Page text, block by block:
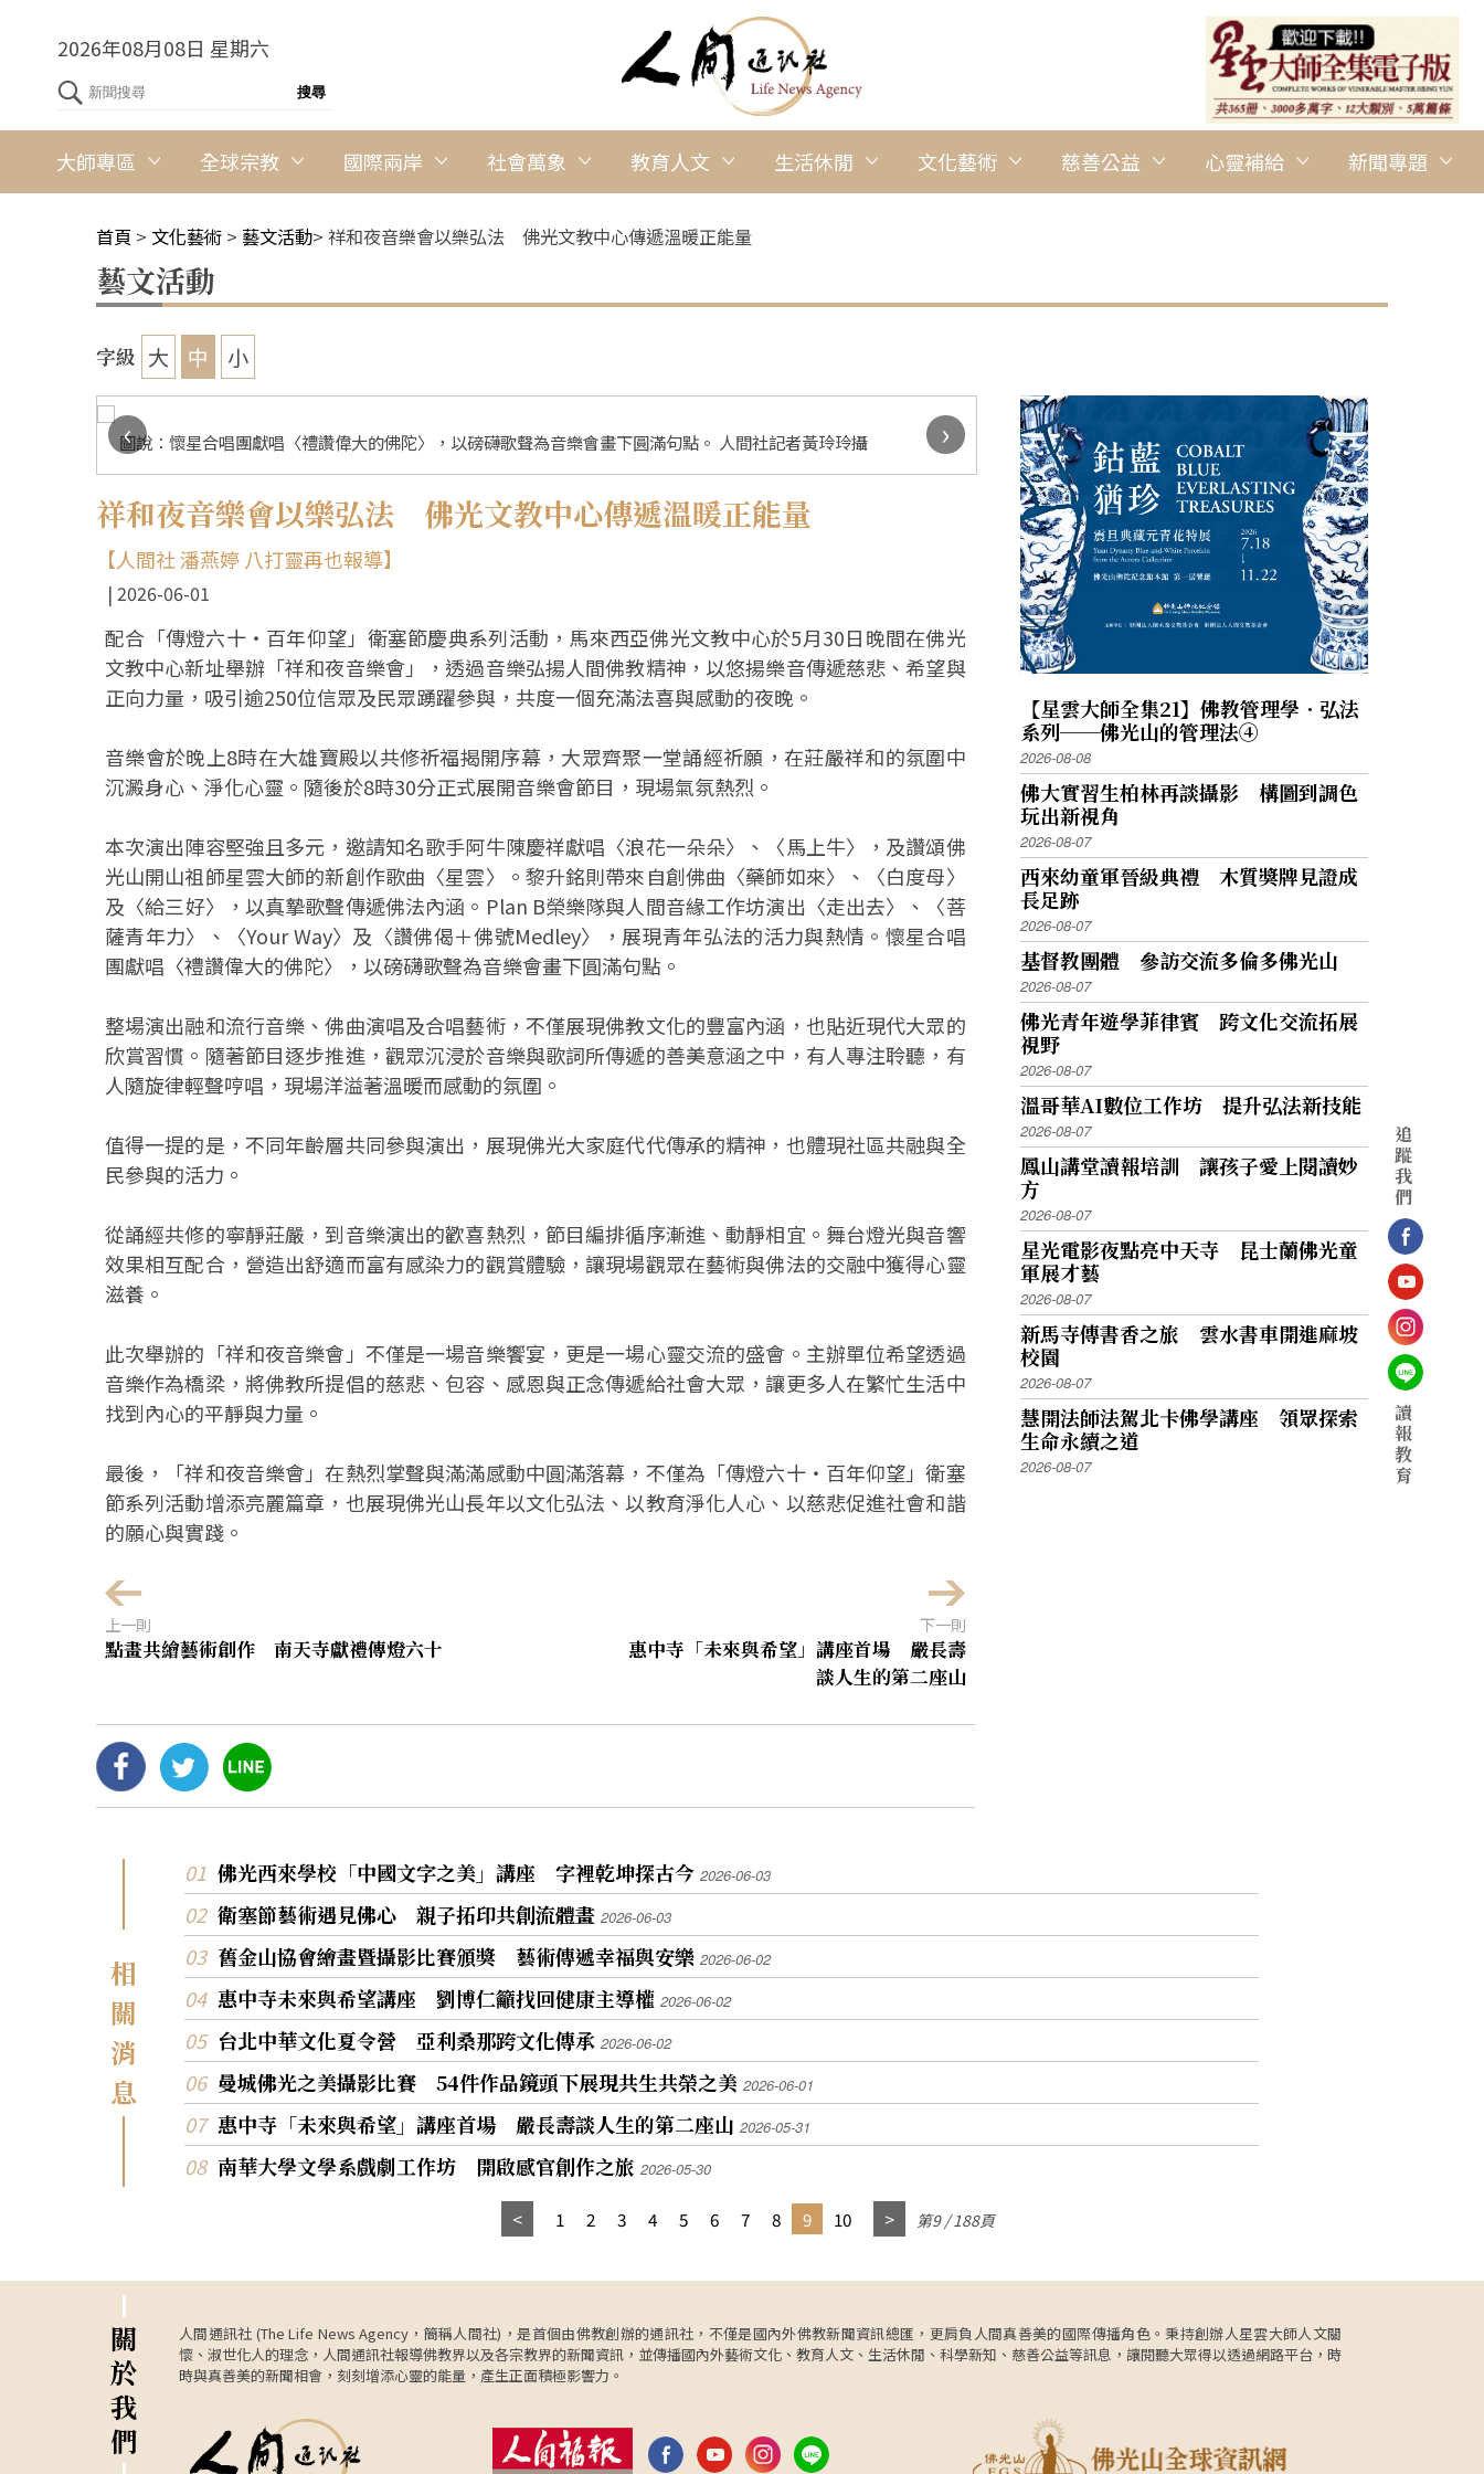
2026年08月08日 星期六
大師專區 全球宗教 國際兩岸 社會萬象 教育人文 生活休閒 文化藝術 慈善公益 心靈補給 新聞專題
首頁 > 文化藝術 > 藝文活動> 祥和夜音樂會以樂弘法 佛光文教中心傳遞溫暖正能量
藝文活動
字級 大 中 小
圖說：懷星合唱團獻唱〈禮讚偉大的佛陀〉，以磅礴歌聲為音樂會畫下圓滿句點。 人間社記者黃玲玲攝
圖說：Plan B榮樂隊與人間音緣工作坊演出〈走出去〉、〈菩薩
Medley〉，展現青年弘法的活力與熱情。 人間社記者黃玲玲攝
‹
›
祥和夜音樂會以樂弘法 佛光文教中心傳遞溫暖正能量
【人間社 潘燕婷 八打靈再也報導】
2026-06-01
配合「傳燈六十‧百年仰望」衛塞節慶典系列活動，馬來西亞佛光文教中心於5月30日晚間在佛光
文教中心新址舉辦「祥和夜音樂會」，透過音樂弘揚人間佛教精神，以悠揚樂音傳遞慈悲、希望與
正向力量，吸引逾250位信眾及民眾踴躍參與，共度一個充滿法喜與感動的夜晚。
音樂會於晚上8時在大雄寶殿以共修祈福揭開序幕，大眾齊聚一堂誦經祈願，在莊嚴祥和的氛圍中
沉澱身心、淨化心靈。隨後於8時30分正式展開音樂會節目，現場氣氛熱烈。
本次演出陣容堅強且多元，邀請知名歌手阿牛陳慶祥獻唱〈浪花一朵朵〉、〈馬上牛〉，及讚頌佛
光山開山祖師星雲大師的新創作歌曲〈星雲〉。黎升銘則帶來自創佛曲〈藥師如來〉、〈白度母〉
及〈給三好〉，以真摯歌聲傳遞佛法內涵。Plan B榮樂隊與人間音緣工作坊演出〈走出去〉、〈菩
薩青年力〉、〈Your Way〉及〈讚佛偈＋佛號Medley〉，展現青年弘法的活力與熱情。懷星合唱
團獻唱〈禮讚偉大的佛陀〉，以磅礴歌聲為音樂會畫下圓滿句點。
整場演出融和流行音樂、佛曲演唱及合唱藝術，不僅展現佛教文化的豐富內涵，也貼近現代大眾的
欣賞習慣。隨著節目逐步推進，觀眾沉浸於音樂與歌詞所傳遞的善美意涵之中，有人專注聆聽，有
人隨旋律輕聲哼唱，現場洋溢著溫暖而感動的氛圍。
值得一提的是，不同年齡層共同參與演出，展現佛光大家庭代代傳承的精神，也體現社區共融與全
民參與的活力。
從誦經共修的寧靜莊嚴，到音樂演出的歡喜熱烈，節目編排循序漸進、動靜相宜。舞台燈光與音響
效果相互配合，營造出舒適而富有感染力的觀賞體驗，讓現場觀眾在藝術與佛法的交融中獲得心靈
滋養。
此次舉辦的「祥和夜音樂會」不僅是一場音樂饗宴，更是一場心靈交流的盛會。主辦單位希望透過
音樂作為橋梁，將佛教所提倡的慈悲、包容、感恩與正念傳遞給社會大眾，讓更多人在繁忙生活中
找到內心的平靜與力量。
最後，「祥和夜音樂會」在熱烈掌聲與滿滿感動中圓滿落幕，不僅為「傳燈六十・百年仰望」衛塞
節系列活動增添亮麗篇章，也展現佛光山長年以文化弘法、以教育淨化人心、以慈悲促進社會和諧
的願心與實踐。
上一則
點畫共繪藝術創作 南天寺獻禮傳燈六十
下一則
惠中寺「未來與希望」講座首場 嚴長壽
談人生的第二座山
【星雲大師全集21】佛教管理學．弘法
系列──佛光山的管理法④
2026-08-08
佛大實習生柏林再談攝影 構圖到調色
玩出新視角
2026-08-07
西來幼童軍晉級典禮 木質獎牌見證成
長足跡
2026-08-07
基督教團體 參訪交流多倫多佛光山
2026-08-07
佛光青年遊學菲律賓 跨文化交流拓展
視野
2026-08-07
溫哥華AI數位工作坊 提升弘法新技能
2026-08-07
鳳山講堂讀報培訓 讓孩子愛上閱讀妙
方
2026-08-07
星光電影夜點亮中天寺 昆士蘭佛光童
軍展才藝
2026-08-07
新馬寺傳書香之旅 雲水書車開進麻坡
校園
2026-08-07
慧開法師法駕北卡佛學講座 領眾探索
生命永續之道
2026-08-07
相
關
消
息
佛光西來學校「中國文字之美」講座 字裡乾坤探古今 2026-06-03
衛塞節藝術遇見佛心 親子拓印共創流體畫 2026-06-03
舊金山協會繪畫暨攝影比賽頒獎 藝術傳遞幸福與安樂 2026-06-02
惠中寺​未來與希望講座 劉博仁籲找回健康主導權 2026-06-02
台北中華文化夏令營 亞利桑那跨文化傳承 2026-06-02
曼城佛光之美攝影比賽 54件作品鏡頭下展現共生共榮之美 2026-06-01
惠中寺「未來與希望」講座首場 嚴長壽談人生的第二座山 2026-05-31
南華大學文學系戲劇工作坊 開啟感官創作之旅 2026-05-30
1 2 3 4 5 6 7 8 9 10 第9 / 188頁
關
於
我
們
人間通訊社 (The Life News Agency，簡稱人間社)，是首個由佛教創辦的通訊社，不僅是國內外佛教新聞資訊總匯，更肩負人間真善美的國際傳播角色。秉持創辦人星雲大師人文關
懷、淑世化人的理念，人間通訊社報導佛教界以及各宗教界的新聞資訊，並傳播國內外藝術文化、教育人文、生活休閒、科學新知、慈善公益等訊息，讓閱聽大眾得以透過網路平台，時
時與真善美的新聞相會，刻刻增添心靈的能量，產生正面積極影響力。
追
蹤
我
們
讀
報
教
育